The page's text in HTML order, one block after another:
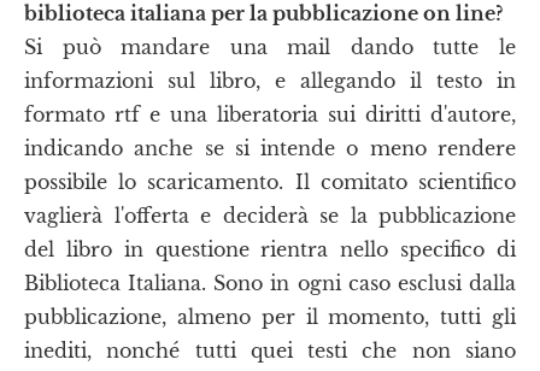
biblioteca italiana per la pubblicazione on line?
Si può mandare una mail dando tutte le
informazioni sul libro, e allegando il testo in
formato rtf e una liberatoria sui diritti d'autore,
indicando anche se si intende o meno rendere
possibile lo scaricamento. Il comitato scientifico
vaglierà l'offerta e deciderà se la pubblicazione
del libro in questione rientra nello specifico di
Biblioteca Italiana. Sono in ogni caso esclusi dalla
pubblicazione, almeno per il momento, tutti gli
inediti, nonché tutti quei testi che non siano